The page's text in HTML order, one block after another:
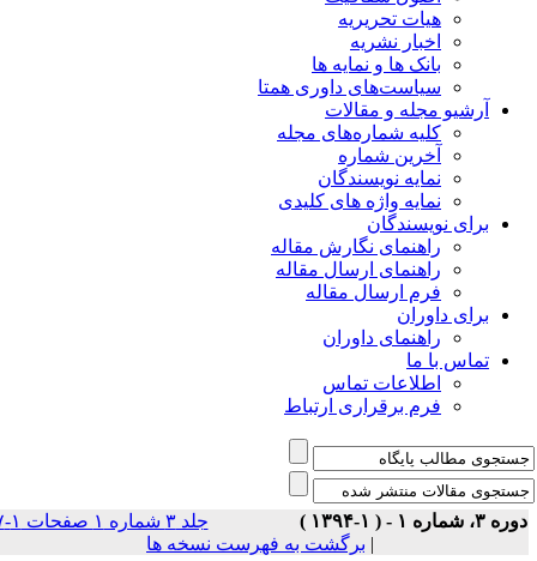
هیات تحریریه
اخبار نشریه
بانک ها و نمایه ها
سیاست‌های داوری همتا
مجله و مقالات
کلیه شماره‌های مجله
آخرین شماره
نمایه نویسندگان
نمایه واژه های کلیدی
نویسندگان
راهنمای نگارش مقاله
راهنمای ارسال مقاله
فرم ارسال مقاله
داوران
راهنمای داوران
با ما
اطلاعات تماس
فرم برقراری ارتباط
برگشت به فهرست نسخه ها